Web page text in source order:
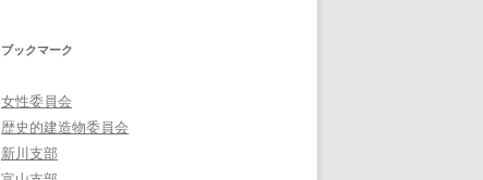
ブックマーク
女性委員会
歴史的建造物委員会
新川支部